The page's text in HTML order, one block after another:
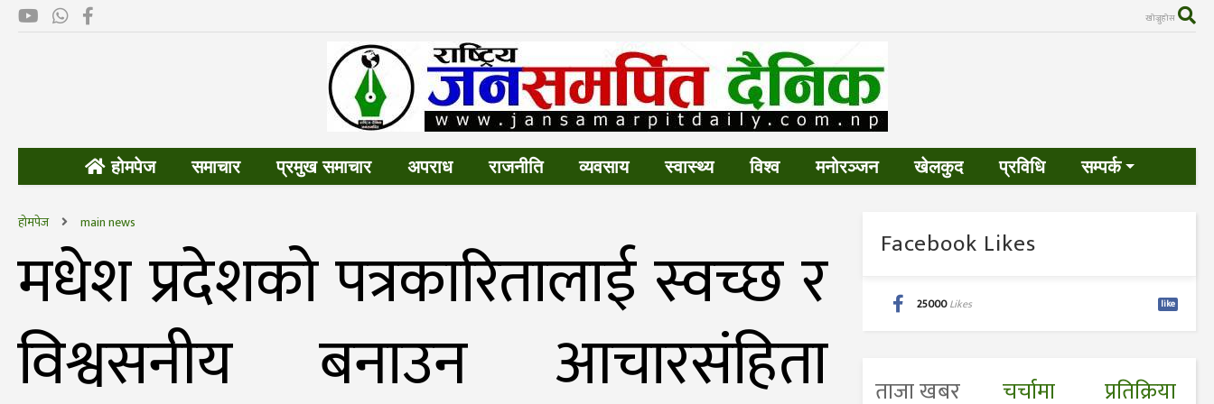
खोज्नुहोस
होमपेज समाचार प्रमुख समाचार अपराध राजनीति व्यवसाय स्वास्थ्य विश्व मनोरञ्जन खेलकुद प्रविधि सम्पर्क
होमपेज main news
मधेश प्रदेशको पत्रकारितालाई स्वच्छ र
विश्वसनीय बनाउन आचारसंहिता
Facebook Likes
25000 Likes like
ताजा खबर चर्चामा प्रतिक्रिया